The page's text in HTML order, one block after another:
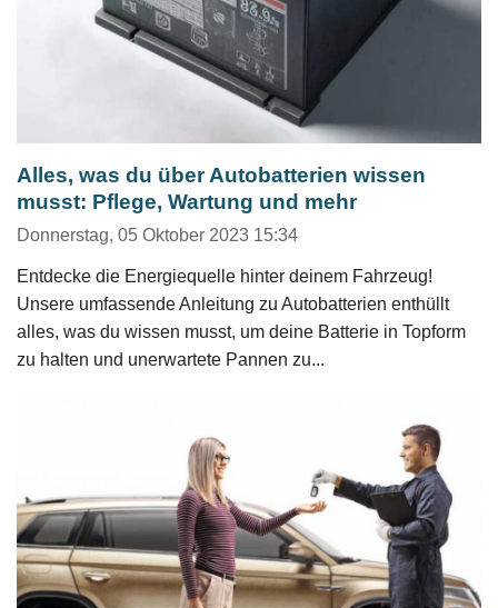
Alles, was du über Autobatterien wissen
musst: Pflege, Wartung und mehr
Donnerstag, 05 Oktober 2023 15:34
Entdecke die Energiequelle hinter deinem Fahrzeug!
Unsere umfassende Anleitung zu Autobatterien enthüllt
alles, was du wissen musst, um deine Batterie in Topform
zu halten und unerwartete Pannen zu...